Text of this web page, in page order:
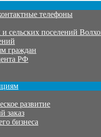
телефоны
сельских поселений
граждан
РФ
развитие
заказ
бизнеса